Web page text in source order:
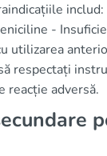
-
utilizarea
respectați
reacție adversă.